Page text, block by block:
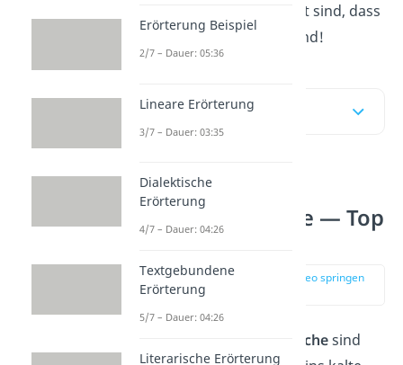
Sprüche, die so schlecht sind, dass
sie schon wieder gut sind!
Inhaltsübersicht
Schlechte
Anmachsprüche — Top
10
zur Stelle im Video springen
Schlechte Anmachsprüchesind
Erörterung Beispiel
2/7 – Dauer: 05:36
Lineare Erörterung
3/7 – Dauer: 03:35
Dialektische
Erörterung
4/7 – Dauer: 04:26
Textgebundene
Erörterung
5/7 – Dauer: 04:26
Literarische Erörterung